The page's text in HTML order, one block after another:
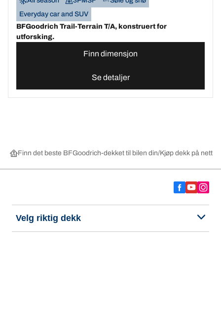
Everyday car and SUV
BFGoodrich Trail-Terrain T/A, konstruert for
utforsking.
Finn dimensjon
Se detaljer
Finn det beste BFGoodrich-dekket til bilen din Kjøp dekk på nett
Velg riktig dekk